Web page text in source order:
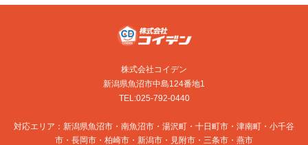
株式会社コイデン
新潟県魚沼市中島124番地1
TEL:025-792-0440
対応エリア：新潟県魚沼市・南魚沼市・湯沢町・十日町市・津南町・小千谷
市・長岡市・柏崎市・新潟市・見附市・三条市・燕市